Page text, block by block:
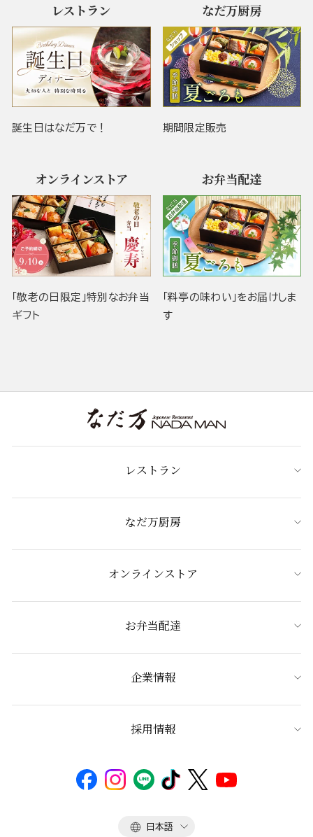
レストラン
誕生日はなだ万で！
なだ万厨房
期間限定販売
オンラインストア
「敬老の日限定」特別なお弁当
ギフト
お弁当配達
「料亭の味わい」をお届けしま
す
レストラン
なだ万厨房
オンラインストア
お弁当配達
企業情報
採用情報
言
日本語